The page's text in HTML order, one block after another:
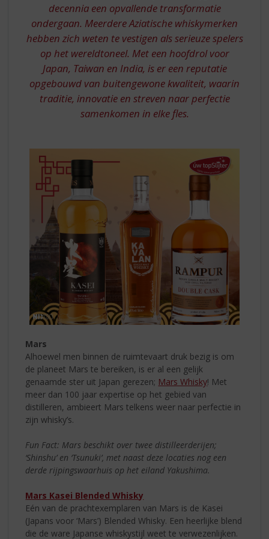
decennia een opvallende transformatie
ondergaan. Meerdere Aziatische whiskymerken
hebben zich weten te vestigen als serieuze spelers
op het wereldtoneel. Met een hoofdrol voor
Japan, Taiwan en India, is er een reputatie
opgebouwd van buitengewone kwaliteit, waarin
traditie, innovatie en streven naar perfectie
samenkomen in elke fles.
Mars
Alhoewel men binnen de ruimtevaart druk bezig is om
de planeet Mars te bereiken, is er al een gelijk
genaamde ster uit Japan gerezen; Mars Whisky! Met
meer dan 100 jaar expertise op het gebied van
distilleren, ambieert Mars telkens weer naar perfectie in
zijn whisky’s.
Fun Fact: Mars beschikt over twee distilleerderijen;
‘Shinshu’ en ‘Tsunuki’, met naast deze locaties nog een
derde rijpingswaarhuis op het eiland Yakushima.
Mars Kasei Blended Whisky
Eén van de prachtexemplaren van Mars is de Kasei
(Japans voor ‘Mars’) Blended Whisky. Een heerlijke blend
die de ware Japanse whiskystijl weet te verwezenlijken.